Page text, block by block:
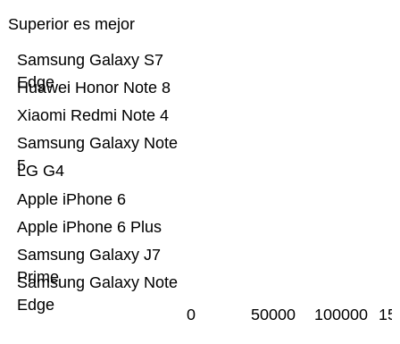
Superior es mejor
Samsung Galaxy Note
Edge
Samsung Galaxy J7
Prime
Apple iPhone 6 Plus
Apple iPhone 6
LG G4
Samsung Galaxy Note
5
Xiaomi Redmi Note 4
Huawei Honor Note 8
Samsung Galaxy S7
Edge
0 50000 100000